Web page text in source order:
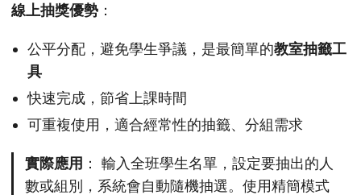
線上抽獎優勢 ：
公平分配，避免學生爭議，是最簡單的教室抽籤工
具
快速完成，節省上課時間
可重複使用，適合經常性的抽籤、分組需求
實際應用 ： 輸入全班學生名單，設定要抽出的人
數或組別，系統會自動隨機抽選。使用精簡模式